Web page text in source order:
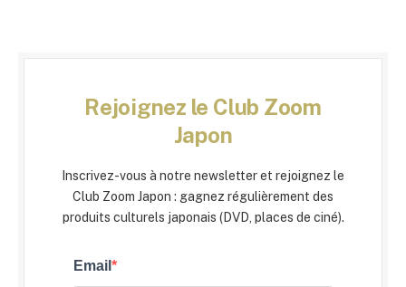
Rejoignez le Club Zoom
Japon
Inscrivez-vous à notre newsletter et rejoignez le
Club Zoom Japon : gagnez régulièrement des
produits culturels japonais (DVD, places de ciné).
Email